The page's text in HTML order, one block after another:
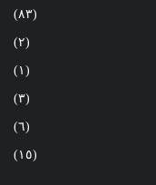
(٨٣)
(٢)
(١)
(٣)
(٦)
(١٥)